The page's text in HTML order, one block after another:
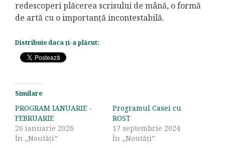
redescoperi plăcerea scrisului de mână, o formă
de artă cu o importanță incontestabilă.
Distribuie daca ți-a plăcut:
Similare
PROGRAM IANUARIE -
FEBRUARIE
26 ianuarie 2026
În „Noutăți”
Programul Casei cu
ROST
17 septembrie 2024
În „Noutăți”